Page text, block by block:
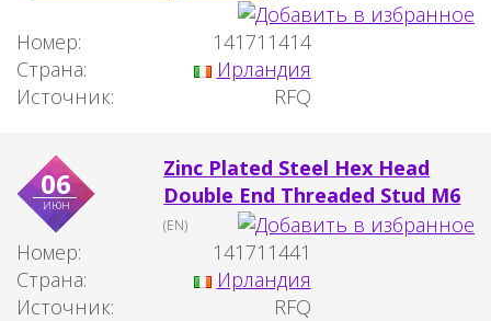
Номер:
141711414
Страна:
Ирландия
Источник:
RFQ
06
июн
Zinc Plated Steel Hex Head
Double End Threaded Stud M6
(EN)
Номер:
141711441
Страна:
Ирландия
Источник:
RFQ